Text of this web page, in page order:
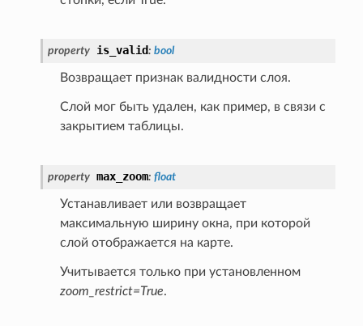
property is_valid: bool
Возвращает признак валидности слоя.
Слой мог быть удален, как пример, в связи с
закрытием таблицы.
property max_zoom: float
Устанавливает или возвращает
максимальную ширину окна, при которой
слой отображается на карте.
Учитывается только при установленном
zoom_restrict=True.